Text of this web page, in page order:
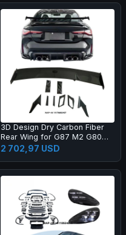
3D Design Dry Carbon Fiber
Rear Wing for G87 M2 G80
M3 G82 M4 Dry Carbon Fiber
Rear Spoiler High Quality
2 702,97 USD